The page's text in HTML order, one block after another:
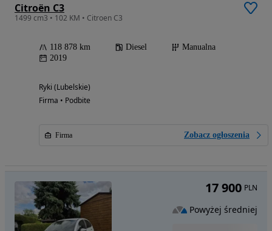
Citroën C3
1499 cm3 • 102 KM • Citroen C3
118 878 km Diesel
Manualna
2019
Ryki (Lubelskie)
Firma • Podbite
Firma Zobacz ogłoszenia
17 900 PLN
Powyżej średniej